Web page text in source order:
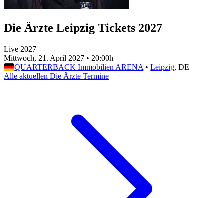
Die Ärzte Leipzig Tickets 2027
Live 2027
Mittwoch, 21. April 2027 • 20:00h
QUARTERBACK Immobilien ARENA • Leipzig, DE
Alle aktuellen Die Ärzte Termine